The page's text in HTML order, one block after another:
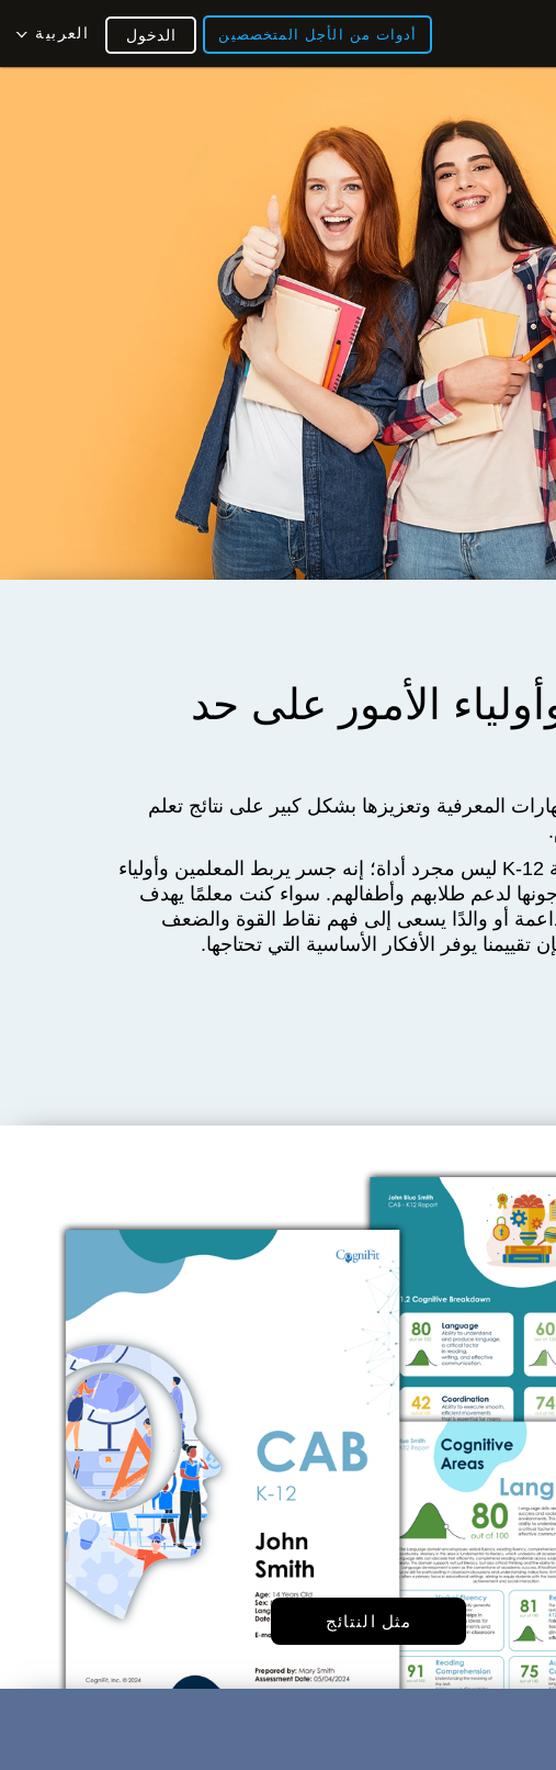
أدوات من الأجل المتخصصين العربية الدخول
الأمور على حد
المعرفية وتعزيزها بشكل كبير على نتائج تعلم
التقييم المعرفي لمرحلة K-12 ليس مجرد أداة؛ إنه جسر يربط المعلمين وأولياء
لدعم طلابهم وأطفالهم. سواء كنت معلمًا يهدف
داعمة أو والدًا يسعى إلى فهم نقاط القوة والضعف
يوفر الأفكار الأساسية التي تحتاجها.
مثل النتائج